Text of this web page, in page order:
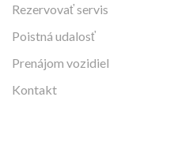
Rezervovať servis
Poistná udalosť
Prenájom vozidiel
Kontakt